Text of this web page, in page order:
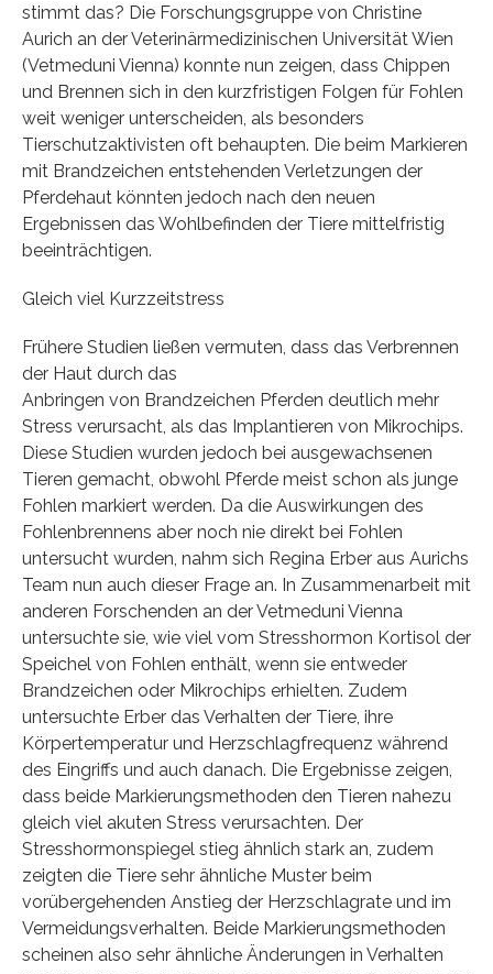
stimmt das? Die Forschungsgruppe von Christine
Aurich an der Veterinärmedizinischen Universität Wien
(Vetmeduni Vienna) konnte nun zeigen, dass Chippen
und Brennen sich in den kurzfristigen Folgen für Fohlen
weit weniger unterscheiden, als besonders
Tierschutzaktivisten oft behaupten. Die beim Markieren
mit Brandzeichen entstehenden Verletzungen der
Pferdehaut könnten jedoch nach den neuen
Ergebnissen das Wohlbefinden der Tiere mittelfristig
beeinträchtigen.
Gleich viel Kurzzeitstress
Frühere Studien ließen vermuten, dass das Verbrennen
der Haut durch das
Anbringen von Brandzeichen Pferden deutlich mehr
Stress verursacht, als das Implantieren von Mikrochips.
Diese Studien wurden jedoch bei ausgewachsenen
Tieren gemacht, obwohl Pferde meist schon als junge
Fohlen markiert werden. Da die Auswirkungen des
Fohlenbrennens aber noch nie direkt bei Fohlen
untersucht wurden, nahm sich Regina Erber aus Aurichs
Team nun auch dieser Frage an. In Zusammenarbeit mit
anderen Forschenden an der Vetmeduni Vienna
untersuchte sie, wie viel vom Stresshormon Kortisol der
Speichel von Fohlen enthält, wenn sie entweder
Brandzeichen oder Mikrochips erhielten. Zudem
untersuchte Erber das Verhalten der Tiere, ihre
Körpertemperatur und Herzschlagfrequenz während
des Eingriffs und auch danach. Die Ergebnisse zeigen,
dass beide Markierungsmethoden den Tieren nahezu
gleich viel akuten Stress verursachten. Der
Stresshormonspiegel stieg ähnlich stark an, zudem
zeigten die Tiere sehr ähnliche Muster beim
vorübergehenden Anstieg der Herzschlagrate und im
Vermeidungsverhalten. Beide Markierungsmethoden
scheinen also sehr ähnliche Änderungen in Verhalten